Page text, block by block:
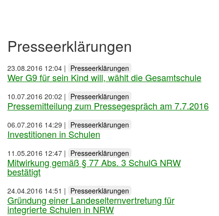
Inhalt
Presseerklärungen
23.08.2016 12:04 | Presseerklärungen
Wer G9 für sein Kind will, wählt die Gesamtschule
10.07.2016 20:02 | Presseerklärungen
Pressemitteilung zum Pressegespräch am 7.7.2016
06.07.2016 14:29 | Presseerklärungen
Investitionen in Schulen
11.05.2016 12:47 | Presseerklärungen
Mitwirkung gemäß § 77 Abs. 3 SchulG NRW
bestätigt
24.04.2016 14:51 | Presseerklärungen
Gründung einer Landeselternvertretung für
integrierte Schulen in NRW